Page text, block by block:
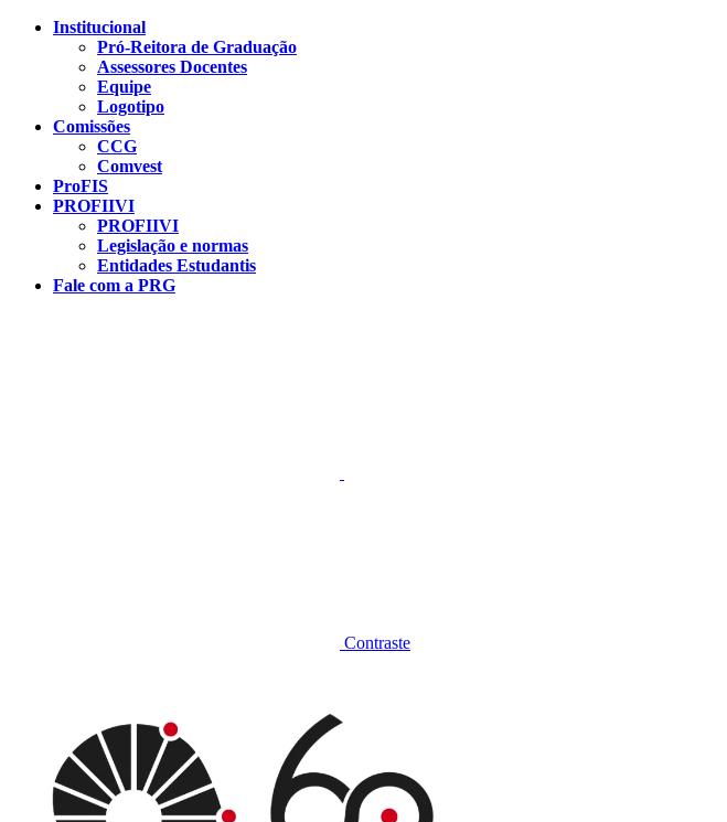
Conteúdo principal
Institucional
Pró-Reitora de Graduação
Assessores Docentes
Equipe
Logotipo
Comissões
CCG
Comvest
ProFIS
PROFIIVI
PROFIIVI
Legislação e normas
Entidades Estudantis
Fale com a PRG
Contraste